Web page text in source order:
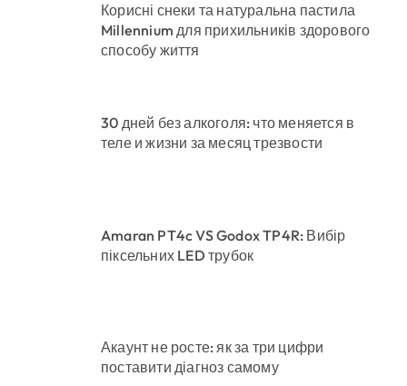
Корисні снеки та натуральна пастила
Millennium для прихильників здорового
способу життя
30 дней без алкоголя: что меняется в
теле и жизни за месяц трезвости
Amaran PT4c VS Godox TP4R: Вибір
піксельних LED трубок
Акаунт не росте: як за три цифри
поставити діагноз самому